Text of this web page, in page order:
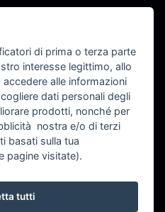
di prima o terza parte
interesse legittimo, allo
alle informazioni
dati personali degli
prodotti, nonché per
nostra e/o di terzi
basati sulla tua
pagine visitate).
tutti